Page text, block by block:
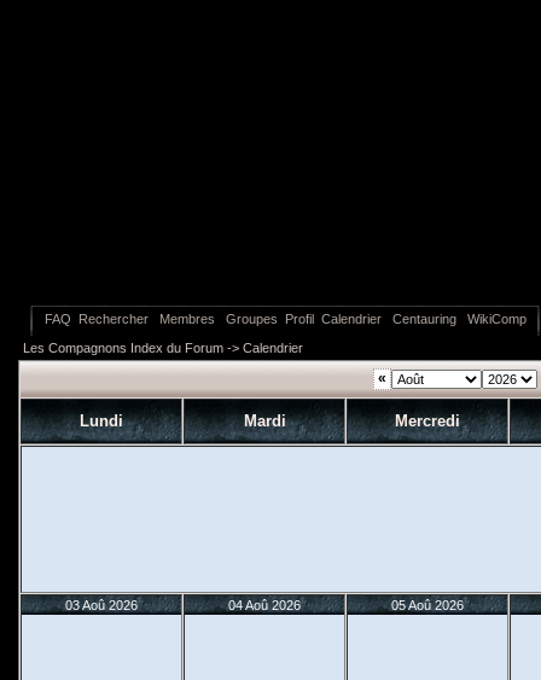
FAQ Rechercher Membres Groupes Profil Calendrier Centauring
WikiComp
Les Compagnons Index du Forum -> Calendrier
«
Lundi Mardi Mercredi
03 Aoû 2026 04 Aoû 2026 05 Aoû 2026